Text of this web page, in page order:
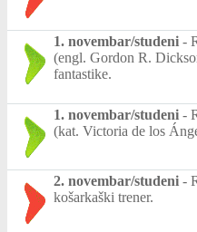
1. novembar/studeni -
(engl. Gordon R.
fantastike.
1. novembar/studeni -
(kat. Victoria de los
2. novembar/studeni -
košarkaški trener.